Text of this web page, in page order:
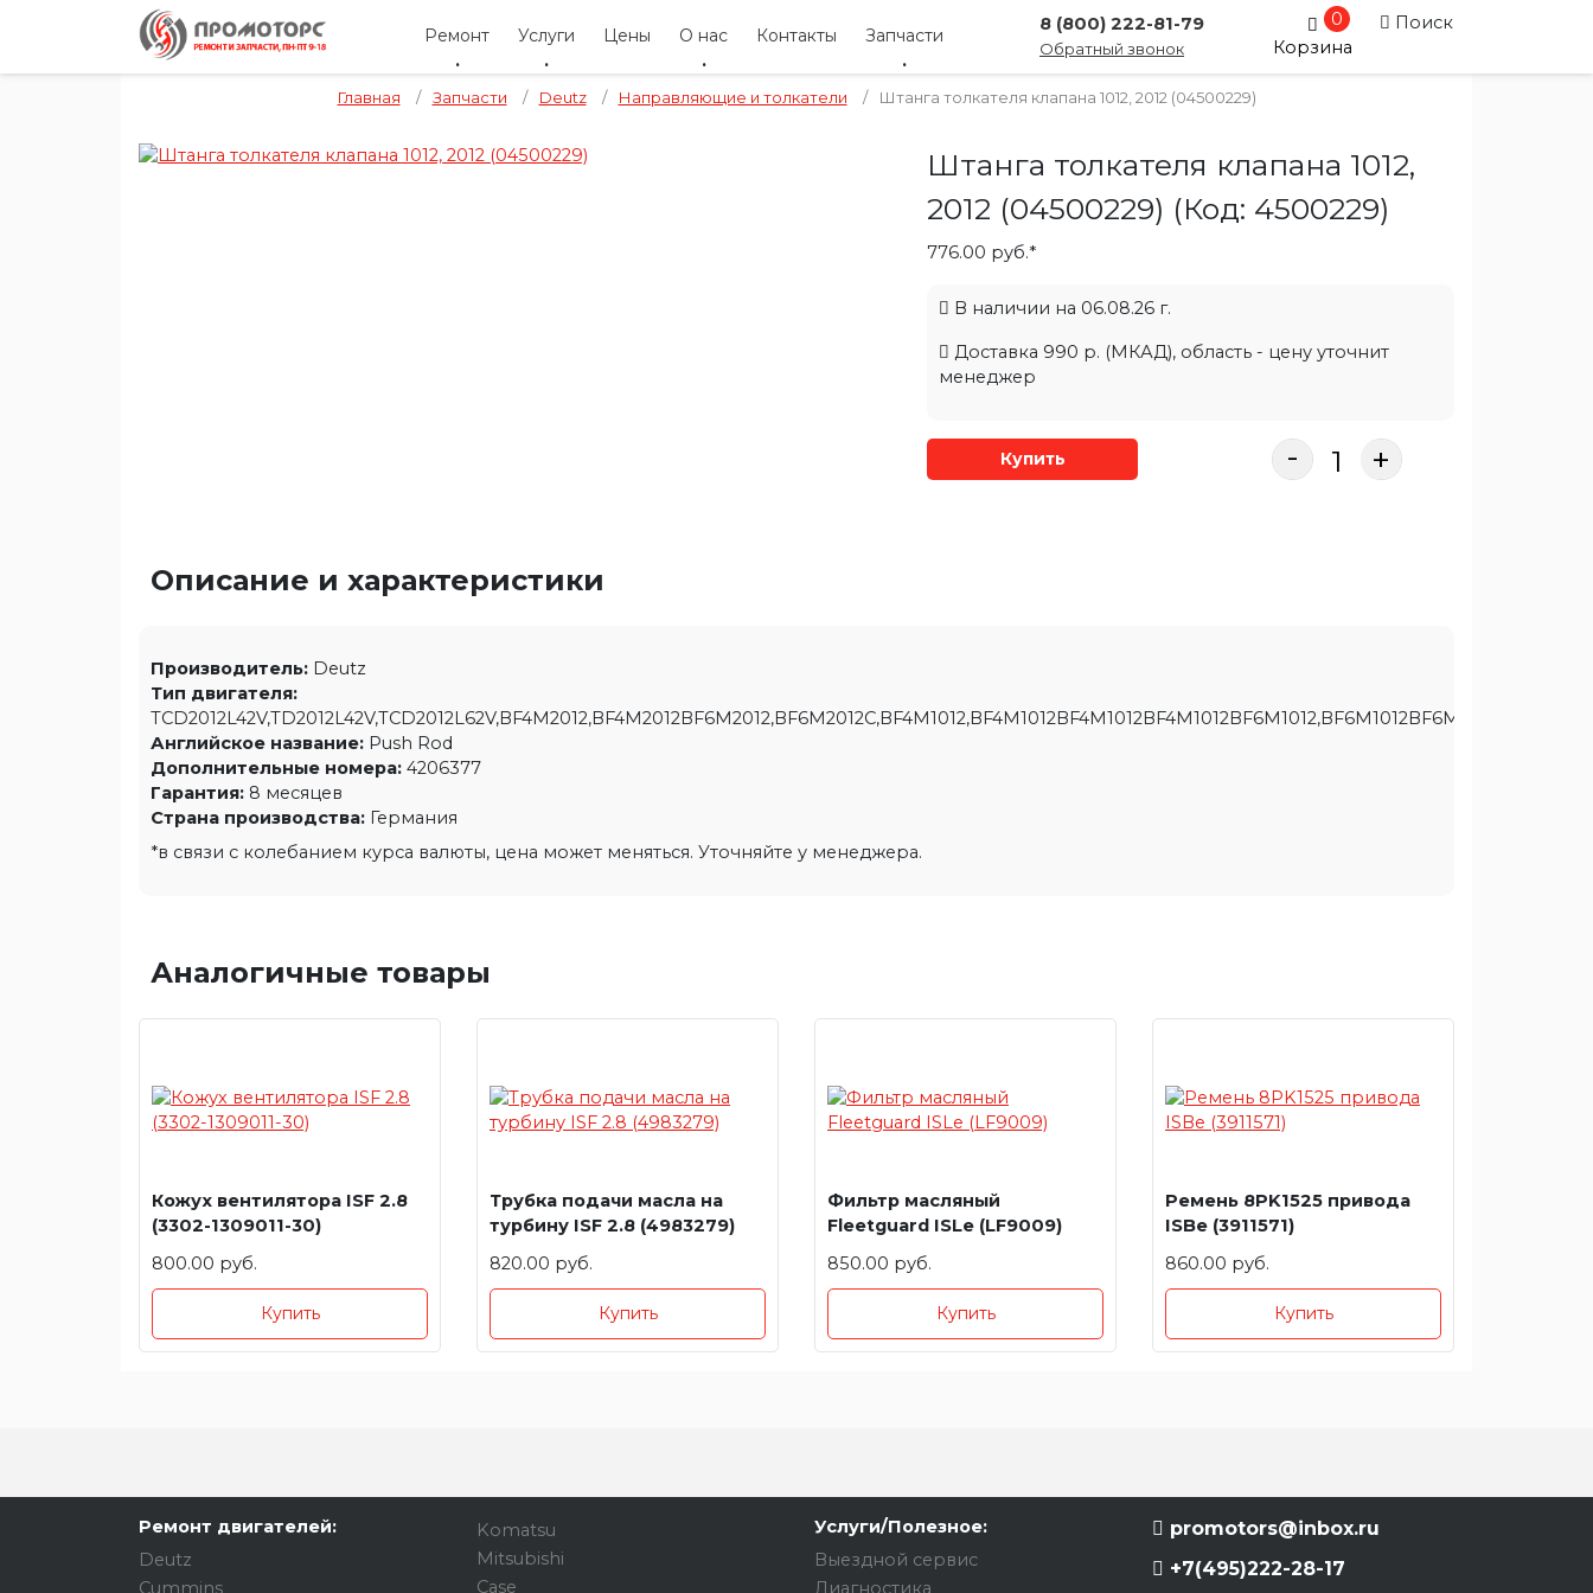
Ремонт Услуги Цены О нас Контакты Запчасти
8 (800) 222-81-79
Обратный звонок
0
Корзина
Поиск
Главная / Запчасти / Deutz / Направляющие и толкатели / Штанга толкателя клапана 1012, 2012 (04500229)
Штанга толкателя клапана 1012,
2012 (04500229) (Код: 4500229)
776.00 руб.*
В наличии на 06.08.26 г.
Доставка 990 р. (МКАД), область - цену уточнит
менеджер
Купить - +
Описание и характеристики
Производитель: Deutz
Тип двигателя:
TCD2012L42V,TD2012L42V,TCD2012L62V,BF4M2012,BF4M2012BF6M2012,BF6M2012C,BF4M1012,BF4M1012BF4M1012BF4M1012BF6M1012,BF6M1012BF6M1012BF6M1012
Английское название: Push Rod
Дополнительные номера: 4206377
Гарантия: 8 месяцев
Страна производства: Германия
*в связи с колебанием курса валюты, цена может меняться. Уточняйте у менеджера.
Аналогичные товары
Кожух вентилятора ISF 2.8
(3302-1309011-30)
800.00 руб.
Купить
Трубка подачи масла на
турбину ISF 2.8 (4983279)
820.00 руб.
Купить
Фильтр масляный
Fleetguard ISLe (LF9009)
850.00 руб.
Купить
Ремень 8PK1525 привода
ISBe (3911571)
860.00 руб.
Купить
Ремонт двигателей:
Deutz
Cummins
Komatsu
Mitsubishi
Case
Услуги/Полезное:
Выездной сервис
Диагностика
promotors@inbox.ru
+7(495)222-28-17